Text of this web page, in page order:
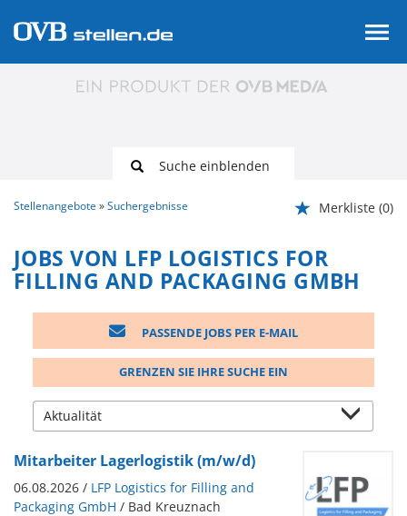
Suche einblenden
Stellenangebote Suchergebnisse Merkliste (0)
JOBS VON LFP LOGISTICS FOR
FILLING AND PACKAGING GMBH
PASSENDE JOBS PER E-MAIL
GRENZEN SIE IHRE SUCHE EIN
Mitarbeiter Lagerlogistik (m/w/d)
06.08.2026 / LFP Logistics for Filling and
Packaging GmbH / Bad Kreuznach